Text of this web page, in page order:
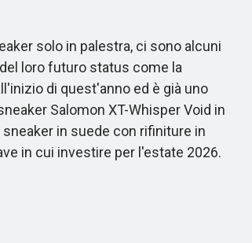
solo in palestra, ci sono alcuni
loro futuro status come la
di quest'anno ed è già uno
Salomon XT-Whisper Void in
in suede con rifiniture in
in cui investire per l'estate 2026.